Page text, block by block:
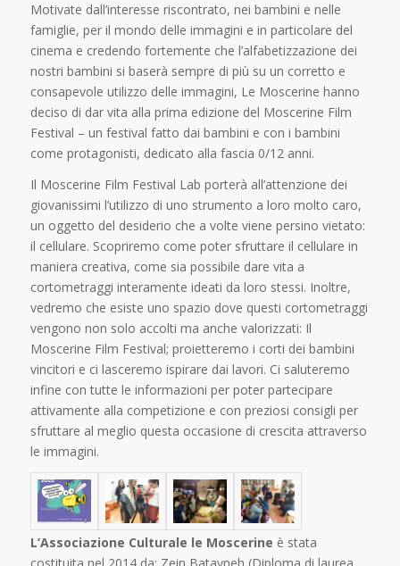
Motivate dall’interesse riscontrato, nei bambini e nelle
famiglie, per il mondo delle immagini e in particolare del
cinema e credendo fortemente che l’alfabetizzazione dei
nostri bambini si baserà sempre di più su un corretto e
consapevole utilizzo delle immagini, Le Moscerine hanno
deciso di dar vita alla prima edizione del Moscerine Film
Festival – un festival fatto dai bambini e con i bambini
come protagonisti, dedicato alla fascia 0/12 anni.
Il Moscerine Film Festival Lab porterà all’attenzione dei
giovanissimi l’utilizzo di uno strumento a loro molto caro,
un oggetto del desiderio che a volte viene persino vietato:
il cellulare. Scopriremo come poter sfruttare il cellulare in
maniera creativa, come sia possibile dare vita a
cortometraggi interamente ideati da loro stessi. Inoltre,
vedremo che esiste uno spazio dove questi cortometraggi
vengono non solo accolti ma anche valorizzati: Il
Moscerine Film Festival; proietteremo i corti dei bambini
vincitori e ci lasceremo ispirare dai lavori. Ci saluteremo
infine con tutte le informazioni per poter partecipare
attivamente alla competizione e con preziosi consigli per
sfruttare al meglio questa occasione di crescita attraverso
le immagini.
L’Associazione Culturale le Moscerine è stata
costituita nel 2014 da: Zein Batayneh (Diploma di laurea,